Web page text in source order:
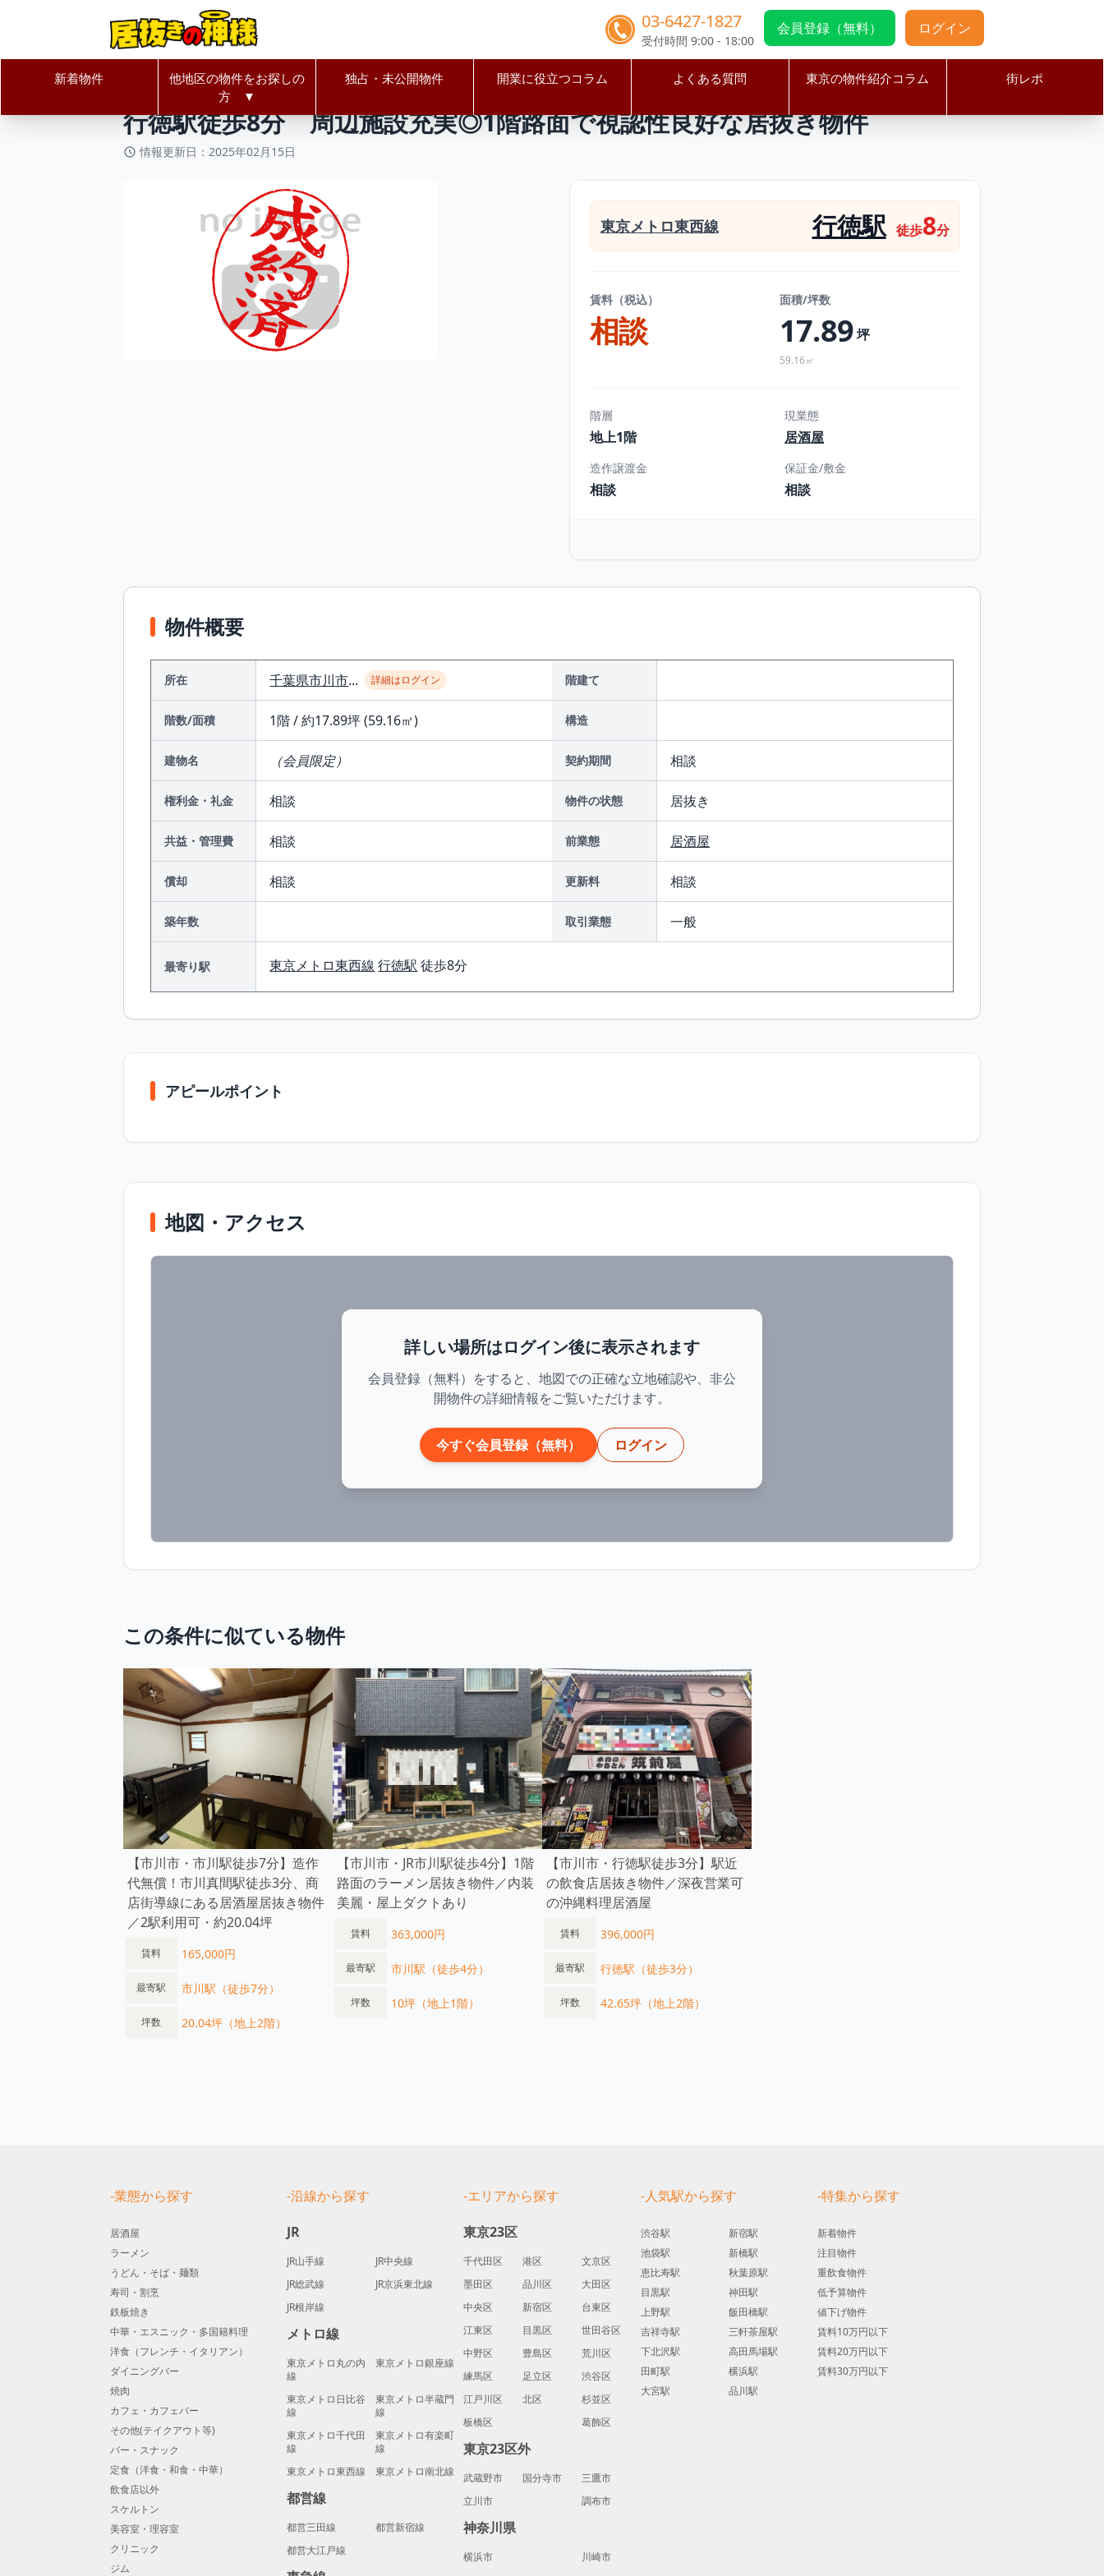
03-6427-1827
受付時間 9:00 - 18:00
会員登録（無料） ログイン
新着物件
他地区の物件をお探しの
方 ▼
独占・未公開物件 開業に役立つコラム よくある質問 東京の物件紹介コラム 街レポ
居抜きの神様Home 千葉県 市川市 行徳駅 行徳駅徒歩8分 周辺施設充実◎1階路面で視認性良好な居抜き物件
行徳駅徒歩8分 周辺施設充実◎1階路面で視認性良好な居抜き物件
情報更新日：2025年02月15日
東京メトロ東西線 行徳駅 徒歩8分
賃料（税込）
相談
面積/坪数
17.89坪
59.16㎡
階層
地上1階
現業態
居酒屋
造作譲渡金
相談
保証金/敷金
相談
物件概要
所在 千葉県市川市... 詳細はログイン 階建て
階数/面積 1階 / 約17.89坪 (59.16㎡) 構造
建物名 （会員限定） 契約期間 相談
権利金・礼金 相談 物件の状態 居抜き
共益・管理費 相談 前業態 居酒屋
償却 相談 更新料 相談
築年数 取引業態 一般
最寄り駅 東京メトロ東西線 行徳駅 徒歩8分
アピールポイント
地図・アクセス
詳しい場所はログイン後に表示されます
会員登録（無料）をすると、地図での正確な立地確認や、非公
開物件の詳細情報をご覧いただけます。
今すぐ会員登録（無料） ログイン
この条件に似ている物件
【市川市・市川駅徒歩7分】造作
代無償！市川真間駅徒歩3分、商
店街導線にある居酒屋居抜き物件
／2駅利用可・約20.04坪
賃料 165,000円
最寄駅 市川駅（徒歩7分）
坪数 20.04坪（地上2階）
【市川市・JR市川駅徒歩4分】1階
路面のラーメン居抜き物件／内装
美麗・屋上ダクトあり
賃料 363,000円
最寄駅 市川駅（徒歩4分）
坪数 10坪（地上1階）
【市川市・行徳駅徒歩3分】駅近
の飲食店居抜き物件／深夜営業可
の沖縄料理居酒屋
賃料 396,000円
最寄駅 行徳駅（徒歩3分）
坪数 42.65坪（地上2階）
-業態から探す
居酒屋
ラーメン
うどん・そば・麺類
寿司・割烹
鉄板焼き
中華・エスニック・多国籍料理
洋食（フレンチ・イタリアン）
ダイニングバー
焼肉
カフェ・カフェバー
その他(テイクアウト等)
バー・スナック
定食（洋食・和食・中華）
飲食店以外
スケルトン
美容室・理容室
クリニック
ジム
-沿線から探す
JR
JR山手線
JR中央線
JR総武線
JR京浜東北線
JR根岸線
メトロ線
東京メトロ丸の内
線
東京メトロ銀座線
東京メトロ日比谷
線
東京メトロ半蔵門
線
東京メトロ千代田
線
東京メトロ有楽町
線
東京メトロ東西線
東京メトロ南北線
都営線
都営三田線
都営新宿線
都営大江戸線
-エリアから探す
東京23区
千代田区 港区
文京区
墨田区
品川区
大田区
中央区
新宿区
台東区
江東区
目黒区
世田谷区
中野区
豊島区
荒川区
練馬区
足立区
渋谷区
江戸川区
北区
杉並区
板橋区
葛飾区
東京23区外
武蔵野市 国分寺市
三鷹市
立川市
調布市
神奈川県
横浜市 川崎市
-人気駅から探す
渋谷駅
新宿駅
池袋駅
新橋駅
恵比寿駅
秋葉原駅
目黒駅
神田駅
上野駅
飯田橋駅
吉祥寺駅
三軒茶屋駅
下北沢駅
高田馬場駅
田町駅
横浜駅
大宮駅
品川駅
-特集から探す
新着物件
注目物件
重飲食物件
低予算物件
値下げ物件
賃料10万円以下
賃料20万円以下
賃料30万円以下